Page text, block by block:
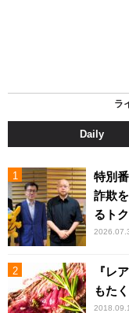
ラ
Daily
特別
詐欺
るト
『レ
もた